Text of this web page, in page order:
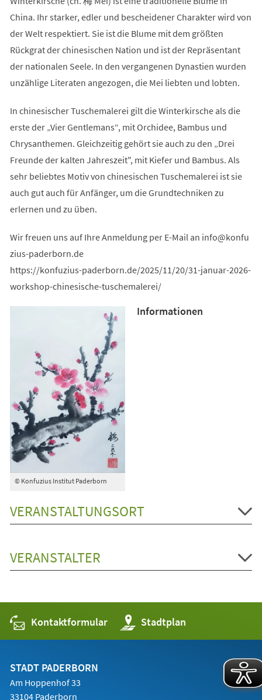
China. Ihr starker, edler und bescheidener Charakter wird von
der Welt respektiert. Sie ist die Blume mit dem größten
Rückgrat der chinesischen Nation und ist der Repräsentant
der nationalen Seele. In den vergangenen Dynastien wurden
unzählige Literaten angezogen, die Mei liebten und lobten.
In chinesischer Tuschemalerei gilt die Winterkirsche als die
erste der „Vier Gentlemans“, mit Orchidee, Bambus und
Chrysanthemen. Gleichzeitig gehört sie auch zu den „Drei
Freunde der kalten Jahreszeit", mit Kiefer und Bambus. Als
sehr beliebtes Motiv von chinesischen Tuschemalerei ist sie
auch gut auch für Anfänger, um die Grundtechniken zu
erlernen und zu üben.
Wir freuen uns auf Ihre Anmeldung per E-Mail an info
konfu
zius-paderborn de
https://konfuzius-paderborn.de/2025/11/20/31-januar-2026-
workshop-chinesische-tuschemalerei/
© Konfuzius Institut Paderborn
Informationen
VERANSTALTUNGSORT
VERANSTALTER
Kontaktformular Stadtplan
(Öffnet
in
einem
STADT PADERBORN
Am Hoppenhof 33
33104 Paderborn